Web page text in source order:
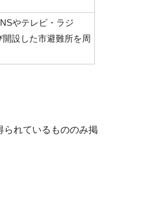
やテレビ・ラジ
設した市避難所を周
れているもののみ掲